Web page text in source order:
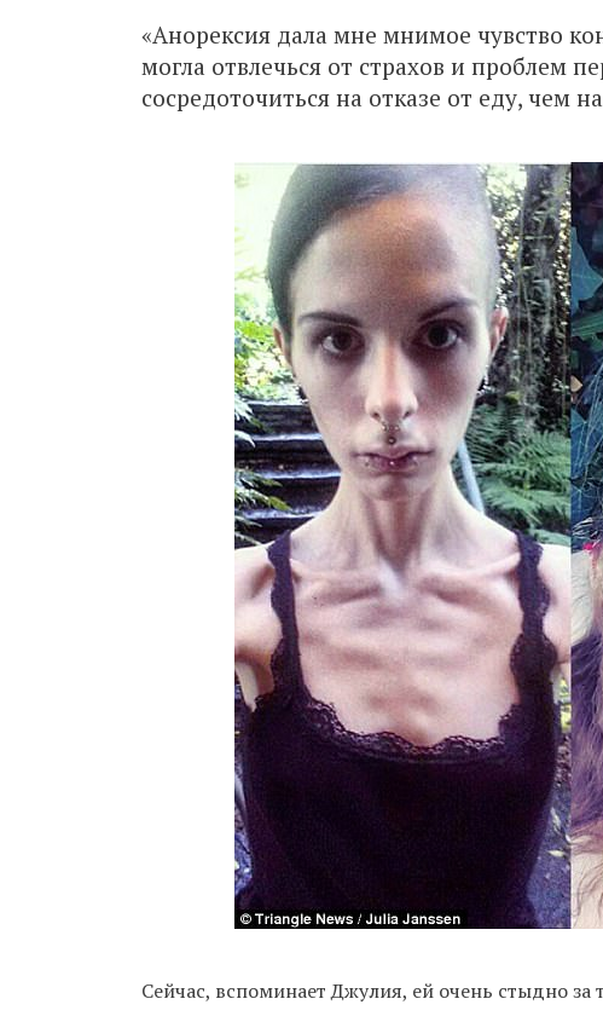
«Анорексия дала мне мнимое чувство
могла отвлечься от страхов и проблем
сосредоточиться на отказе от еду, чем
Сейчас, вспоминает Джулия, ей очень стыдно за